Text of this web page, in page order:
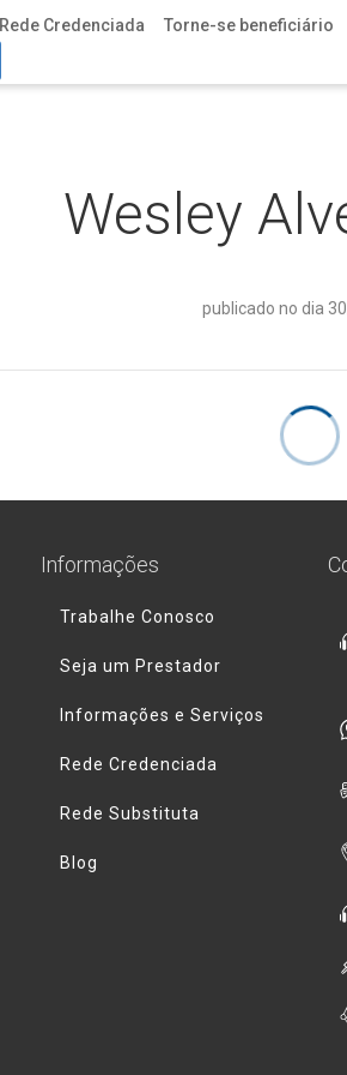
Rede Credenciada Torne-se beneficiário
Wesley
publicado no dia
Informações
Trabalhe Conosco
Seja um Prestador
Informações e Serviços
Rede Credenciada
Rede Substituta
Blog